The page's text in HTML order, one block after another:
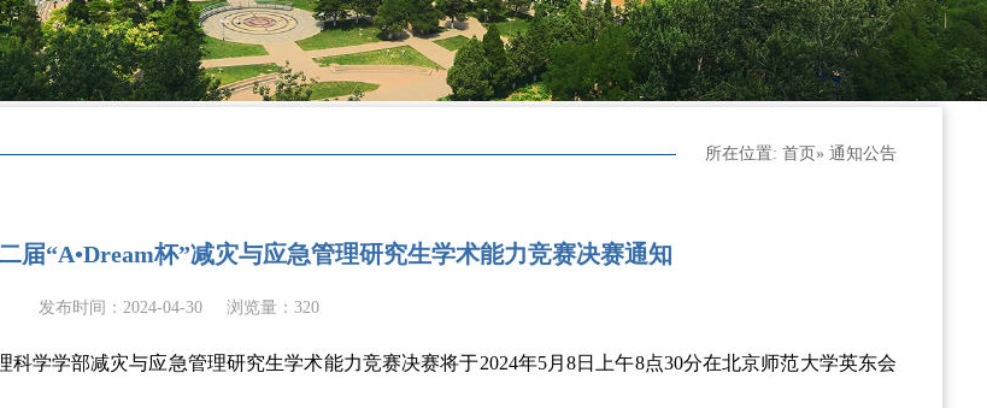
所在位置: 首页 » 通知公告
届“A•Dream杯”减灾与应急管理研究生学术能力竞赛决赛通知
发布时间：2024-04-30 浏览量： 320
科学学部减灾与应急管理研究生学术能力竞赛决赛将于2024年5月8日上午8点30分在北京师范大学英东会